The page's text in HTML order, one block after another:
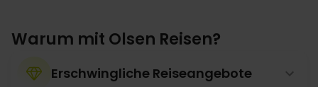
Warum mit Olsen Reisen?
Erschwingliche Reiseangebote